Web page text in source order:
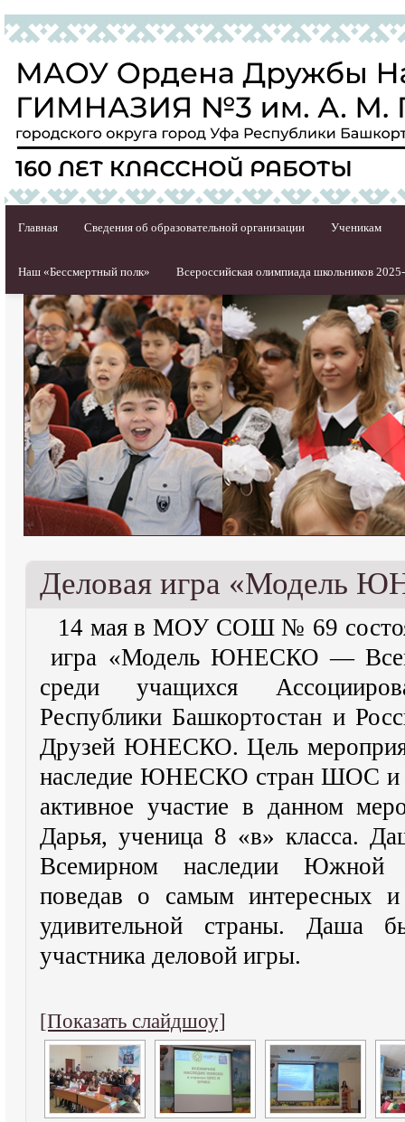
Главная Сведения об образовательной организации Ученикам
Наш «Бессмертный полк» Всероссийская олимпиада школьников
Деловая игра «Модель
14 мая в МОУ СОШ № 69
игра «Модель ЮНЕСКО —
среди учащихся
Республики Башкортостан и
Друзей ЮНЕСКО.Цель
наследие ЮНЕСКО стран ШОС и
активное участие в данном
Дарья, ученица 8 «в» класса.
Всемирном наследии Южной
поведав о самым интересных
удивительной страны. Даша
участника деловой игры.
[Показать слайдшоу]